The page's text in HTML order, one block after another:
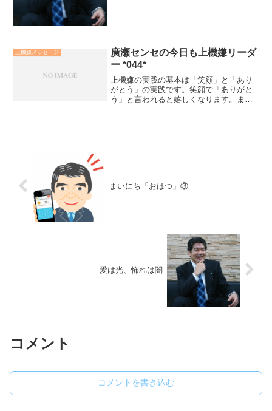
上機嫌メッセージ
廣瀬センセの今日も上機嫌リーダ
ー *044*
上機嫌の実践の基本は「笑顔」と「あり
がとう」の実践です。笑顔で「ありがと
う」と言われると嬉しくなります。ま
まいにち「おはつ」③
愛は光、怖れは闇
コメント
コメントを書き込む